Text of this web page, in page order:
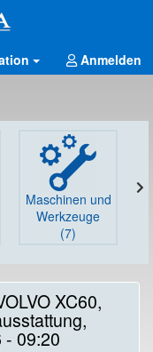
Anmelden
Maschinen und
Werkzeuge
(7)
XC60,
- 09:20